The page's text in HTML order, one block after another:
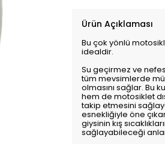
Ürün Açıklaması
Bu çok yönlü
idealdir.
Su geçirmez ve
tüm mevsimlerde
olmasını sağlar. Bu
hem de motosiklet
takip etmesini
esnekliğiyle öne
giysinin kış
sağlayabileceği